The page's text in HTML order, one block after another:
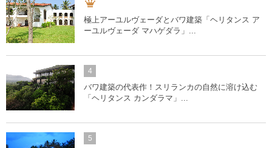
極上アーユルヴェーダとバワ建築「ヘリタンス ア
ーユルヴェーダ マハゲダラ」...
4
バワ建築の代表作！スリランカの自然に溶け込む
「ヘリタンス カンダラマ」...
5